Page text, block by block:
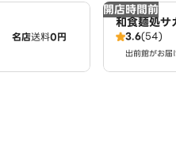
名店送料0円
開店時間前
和食麺処
3.6(54)
出前館がお届